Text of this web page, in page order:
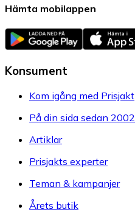
Hämta mobilappen
Konsument
Kom igång med Prisjakt
På din sida sedan 2002
Artiklar
Prisjakts experter
Teman & kampanjer
Årets butik